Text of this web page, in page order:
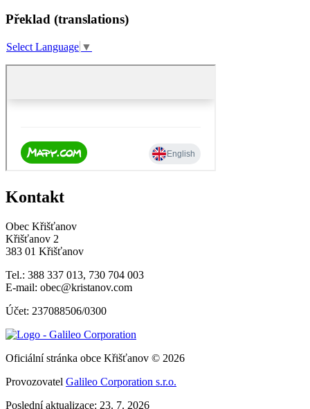
Překlad (translations)
Select Language ▼
Kontakt
Obec Křišťanov
Křišťanov 2
383 01 Křišťanov
Tel.: 388 337 013, 730 704 003
E-mail: obec@kristanov.com
Účet: 237088506/0300
Oficiální stránka obce Křišťanov © 2026
Provozovatel Galileo Corporation s.r.o.
Poslední aktualizace: 23. 7. 2026